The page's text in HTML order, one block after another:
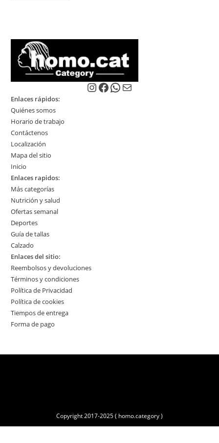
Instagram
Facebook
WhatsApp
Correo electrónico
Enlaces rápidos:
Quiénes somos
Horario de trabajo
Contáctenos
Localización
Mapa del sitio
Inicio
Enlaces rapidos:
Más categorías
Nutrición y salud
Ofertas semanal
Deportes
Guía de tallas
Calzado
Enlaces del sitio:
Reembolsos y devoluciones
Términos y condiciones
Política de Privacidad
Política de cookies
Tiempos de entrega
Forma de pago
Copyright 2017-2025 ( homo.category )